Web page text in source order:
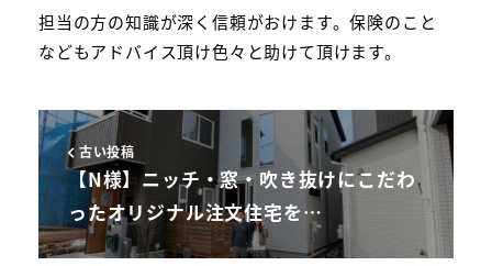
担当の方の知識が深く信頼がおけます。保険のこと
などもアドバイス頂け色々と助けて頂けます。
古い投稿
【N様】ニッチ・窓・吹き抜けにこだわ
ったオリジナル注文住宅を…